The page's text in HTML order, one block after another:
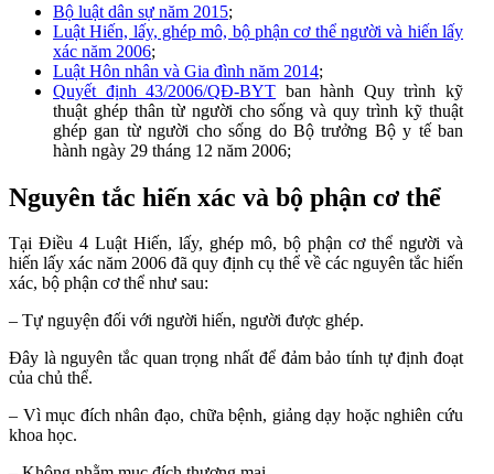
Bộ luật dân sự năm 2015;
Luật Hiến, lấy, ghép mô, bộ phận cơ thể người và hiến lấy
xác năm 2006;
Luật Hôn nhân và Gia đình năm 2014;
Quyết định 43/2006/QĐ-BYT ban hành Quy trình kỹ
thuật ghép thân từ người cho sống và quy trình kỹ thuật
ghép gan từ người cho sống do Bộ trưởng Bộ y tế ban
hành ngày 29 tháng 12 năm 2006;
Nguyên tắc hiến xác và bộ phận cơ thể
Tại Điều 4 Luật Hiến, lấy, ghép mô, bộ phận cơ thể người và
hiến lấy xác năm 2006 đã quy định cụ thể về các nguyên tắc hiến
xác, bộ phận cơ thể như sau:
– Tự nguyện đối với người hiến, người được ghép.
Đây là nguyên tắc quan trọng nhất để đảm bảo tính tự định đoạt
của chủ thể.
– Vì mục đích nhân đạo, chữa bệnh, giảng dạy hoặc nghiên cứu
khoa học.